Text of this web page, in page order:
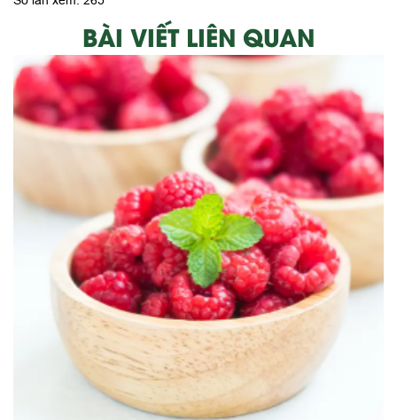
BÀI VIẾT LIÊN QUAN